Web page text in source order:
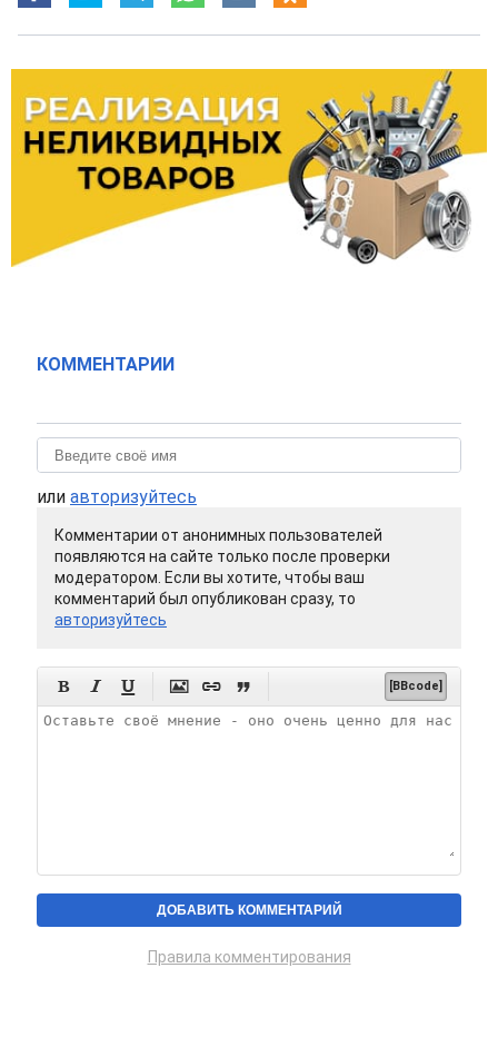
КОММЕНТАРИИ
или авторизуйтесь
Комментарии от анонимных пользователей
появляются на сайте только после проверки
модератором. Если вы хотите, чтобы ваш
комментарий был опубликован сразу, то
авторизуйтесь
      [BBcode]
Правила комментирования